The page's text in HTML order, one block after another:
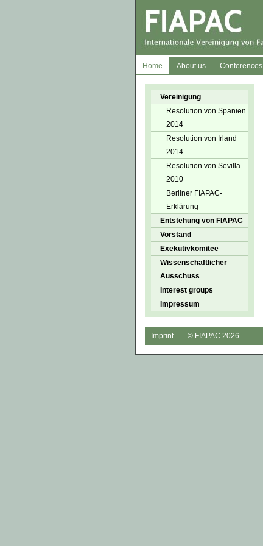
Home About us Conferences
Vereinigung
Resolution von Spanien
2014
Resolution von Irland
2014
Resolution von Sevilla
2010
Berliner FIAPAC-
Erklärung
Entstehung von FIAPAC
Vorstand
Exekutivkomitee
Wissenschaftlicher
Ausschuss
Interest groups
Impressum
Imprint © FIAPAC 2026